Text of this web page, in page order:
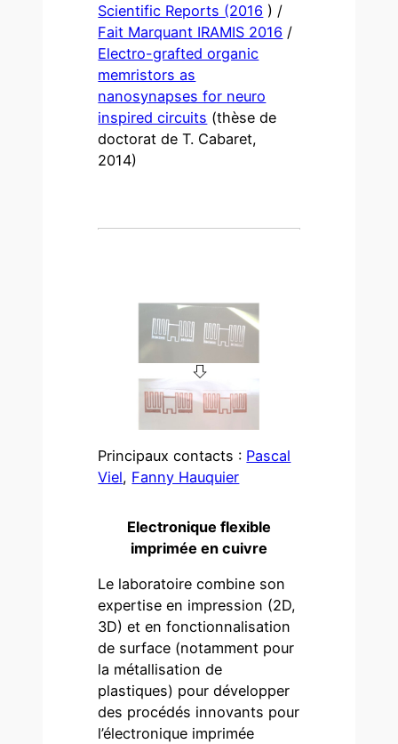
Scientific Reports (2016 ) /
Fait Marquant IRAMIS 2016 /
Electro-grafted organic
memristors as
nanosynapses for neuro
inspired circuits (thèse de
doctorat de T. Cabaret,
2014)
Principaux contacts : Pascal
Viel, Fanny Hauquier
Electronique flexible
imprimée en cuivre
Le laboratoire combine son
expertise en impression (2D,
3D) et en fonctionnalisation
de surface (notamment pour
la métallisation de
plastiques) pour développer
des procédés innovants pour
l’électronique imprimée